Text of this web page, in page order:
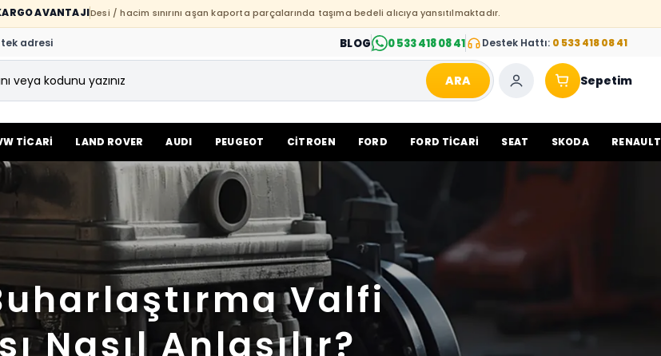
AVANTAJIDesi / hacim sınırını aşan kaporta parçalarında taşıma bedeli alıcıya yansıtılmaktadır.
adresi BLOG 0 533 418 08 41 Destek Hattı: 0 533 418 08 41
ARA Sepetim
TİCARİ LAND ROVER AUDI PEUGEOT CİTROEN FORD FORD TİCARİ SEAT SKODA RENAULT
Valfi
Nasıl Anlaşılır?